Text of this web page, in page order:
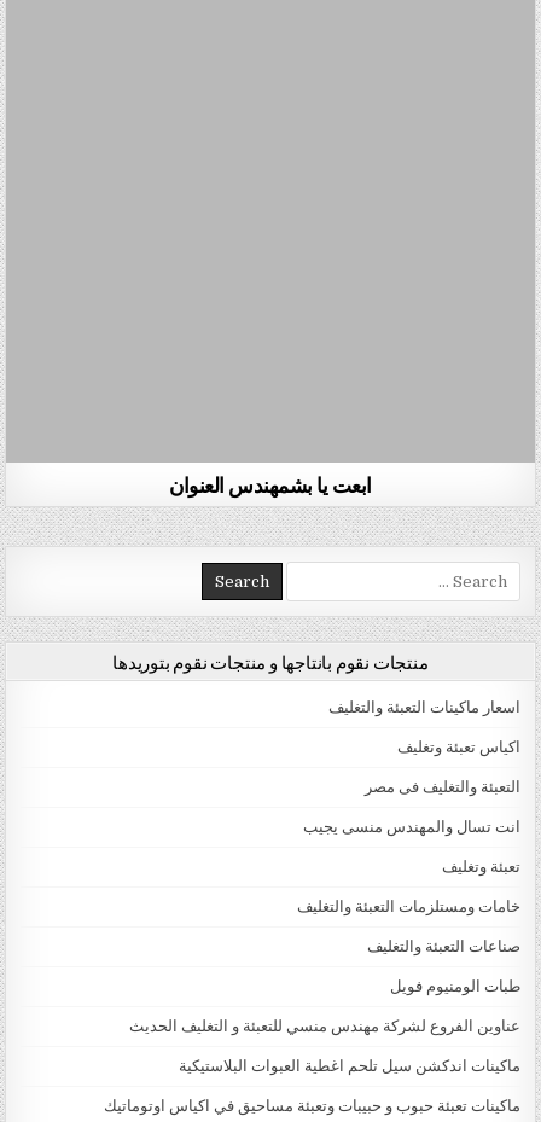
ابعت يا بشمهندس العنوان
Search for:
منتجات نقوم بانتاجها و منتجات نقوم بتوريدها
اسعار ماكينات التعبئة والتغليف
اكياس تعبئة وتغليف
التعبئة والتغليف فى مصر
انت تسال والمهندس منسى يجيب
تعبئة وتغليف
خامات ومستلزمات التعبئة والتغليف
صناعات التعبئة والتغليف
طبات الومنيوم فويل
عناوين الفروع لشركة مهندس منسي للتعبئة و التغليف الحديث
ماكينات اندكشن سيل تلحم اغطية العبوات البلاستيكية
ماكينات تعبئة حبوب و حبيبات وتعبئة مساحيق في اكياس اوتوماتيك